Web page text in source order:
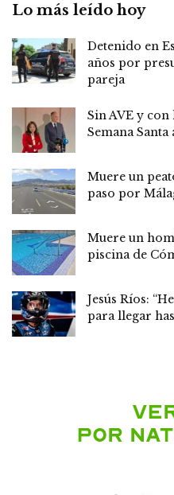
Lo más leído hoy
Detenido en
años por
pareja
Sin AVE y con
Semana Santa
Muere un
paso por
Muere un
piscina de
Jesús Ríos:
para llegar